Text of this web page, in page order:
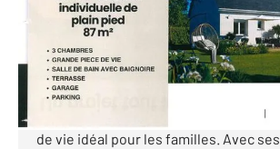
Maison à vendre
239 000 €
À vendre à Petiville, un projet de
en main : Une maison de plain-pied
de vie idéal pour les familles. Avec ses